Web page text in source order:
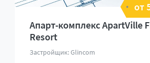
от
Апарт-комплекс ApartVille
Resort
Застройщик: Glincom